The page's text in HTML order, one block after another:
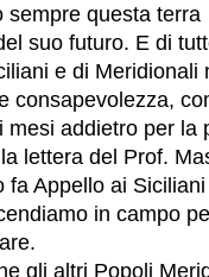
sempre questa terra
suo futuro. E di
e di Meridionali
consapevolezza,
mesi addietro per la
lettera del Prof.
fa Appello ai
in campo
gli altri Popoli